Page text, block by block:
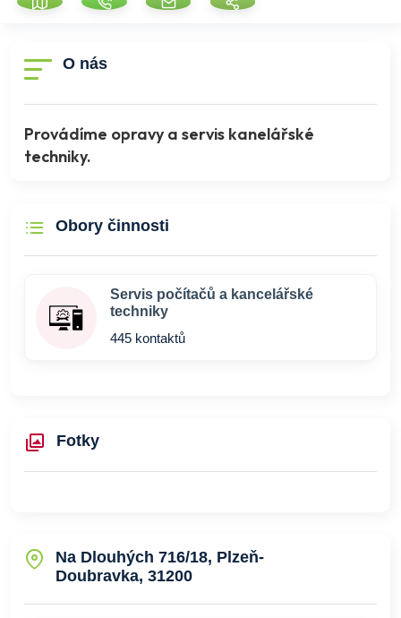
O nás
Provádíme opravy a servis kanelářské
techniky.
Obory činnosti
Servis počítačů a kancelářské
techniky
445 kontaktů
Fotky
Na Dlouhých 716/18, Plzeň-
Doubravka, 31200